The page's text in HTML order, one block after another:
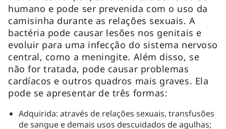
humano e pode ser prevenida com o uso da
camisinha durante as relações sexuais. A
bactéria pode causar lesões nos genitais e
evoluir para uma infecção do sistema nervoso
central, como a meningite. Além disso, se
não for tratada, pode causar problemas
cardíacos e outros quadros mais graves. Ela
pode se apresentar de três formas:
Adquirida: através de relações sexuais, transfusões
de sangue e demais usos descuidados de agulhas;